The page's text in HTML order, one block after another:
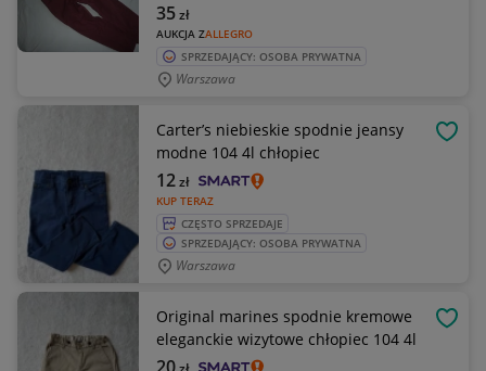
AUKCJA ZALLEGRO
35zł
SPRZEDAJĄCY: OSOBA PRYWATNA
Warszawa
Carter’s niebieskie spodnie jeansy
modne 104 4l chłopiec
KUP TERAZ
12zł
CZĘSTO SPRZEDAJE
SPRZEDAJĄCY: OSOBA PRYWATNA
Warszawa
Original marines spodnie kremowe
eleganckie wizytowe chłopiec 104 4l